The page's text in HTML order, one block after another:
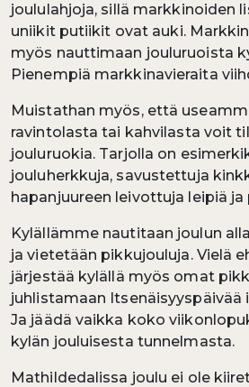
joululahjoja, sillä markkinoiden
uniikit putiikit ovat auki.
myös nauttimaan jouluruoista
Pienempiä markkinavieraita
Muistathan myös, että
ravintolasta tai kahvilasta voit
jouluruokia. Tarjolla on
jouluherkkuja, savustettuja
hapanjuureen leivottuja leipiä
Kylällämme nautitaan joulun
ja vietetään pikkujouluja. Vielä
järjestää kylällä myös omat
juhlistamaan Itsenäisyyspäivää
Ja jäädä vaikka koko
kylän jouluisesta tunnelmasta.
Mathildedalissa joulu ei ole